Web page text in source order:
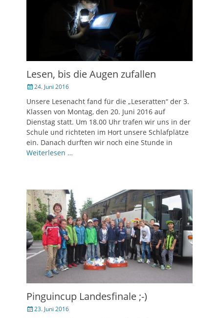
Lesen, bis die Augen zufallen
Veröffentlicht
24. Juni 2016
Unsere Lesenacht fand für die „Leseratten“ der 3.
Klassen von Montag, den 20. Juni 2016 auf
Dienstag statt. Um 18.00 Uhr trafen wir uns in der
Schule und richteten im Hort unsere Schlafplätze
ein. Danach durften wir noch eine Stunde in
Weiterlesen …
Pinguincup Landesfinale ;-)
Veröffentlicht
23. Juni 2016